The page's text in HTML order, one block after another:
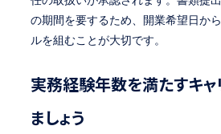
の期間を要するため、開業希望日か
ルを組むことが大切です。
実務経験年数を満たすキ
ましょう